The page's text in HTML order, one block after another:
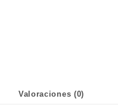
Valoraciones (0)